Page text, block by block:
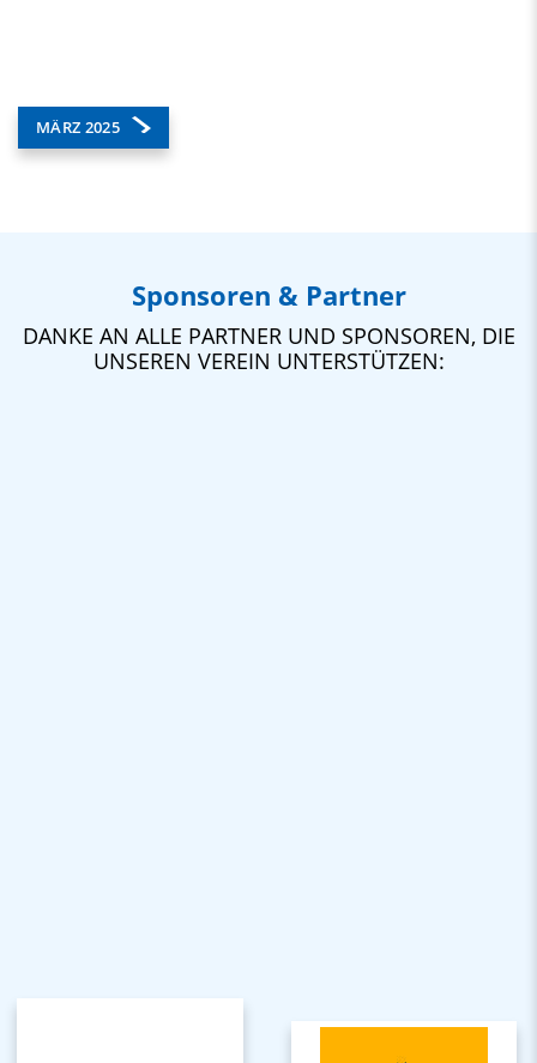
MÄRZ 2025
Sponsoren & Partner
DANKE AN ALLE PARTNER UND SPONSOREN, DIE
UNSEREN VEREIN UNTERSTÜTZEN: